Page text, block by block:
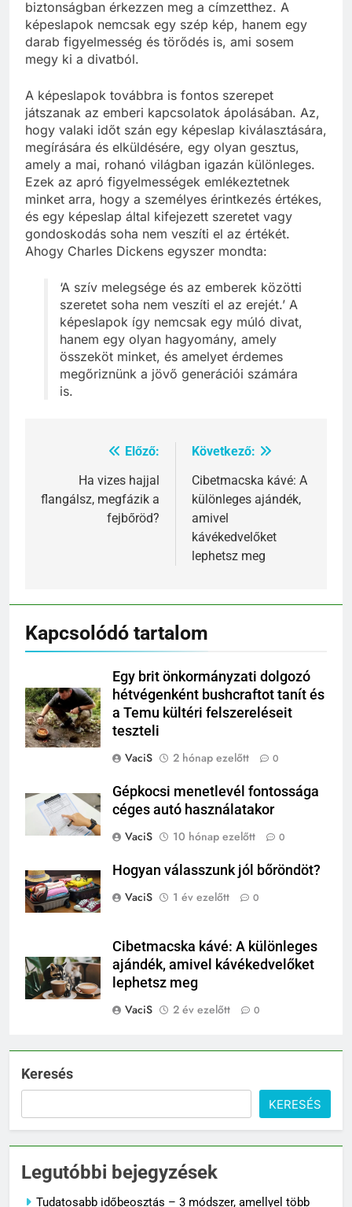
biztonságban érkezzen meg a címzetthez. A
képeslapok nemcsak egy szép kép, hanem egy
darab figyelmesség és törődés is, ami sosem
megy ki a divatból.
A képeslapok továbbra is fontos szerepet
játszanak az emberi kapcsolatok ápolásában. Az,
hogy valaki időt szán egy képeslap kiválasztására,
megírására és elküldésére, egy olyan gesztus,
amely a mai, rohanó világban igazán különleges.
Ezek az apró figyelmességek emlékeztetnek
minket arra, hogy a személyes érintkezés értékes,
és egy képeslap által kifejezett szeretet vagy
gondoskodás soha nem veszíti el az értékét.
Ahogy Charles Dickens egyszer mondta:
‘A szív melegsége és az emberek közötti
szeretet soha nem veszíti el az erejét.’ A
képeslapok így nemcsak egy múló divat,
hanem egy olyan hagyomány, amely
összeköt minket, és amelyet érdemes
megőriznünk a jövő generációi számára
is.
Bejegyzés
navigáció
Előző:
Ha vizes hajjal
flangálsz, megfázik a
fejbőröd?
Következő:
Cibetmacska kávé: A
különleges ajándék,
amivel
kávékedvelőket
lephetsz meg
Kapcsolódó tartalom
Egy brit önkormányzati dolgozó
hétvégenként bushcraftot tanít és
a Temu kültéri felszereléseit
teszteli
VaciS
2 hónap ezelőtt 0
Gépkocsi menetlevél fontossága
céges autó használatakor
VaciS
10 hónap ezelőtt 0
Hogyan válasszunk jól bőröndöt?
VaciS
1 év ezelőtt 0
Cibetmacska kávé: A különleges
ajándék, amivel kávékedvelőket
lephetsz meg
VaciS
2 év ezelőtt 0
Keresés
KERESÉS
Legutóbbi bejegyzések
Tudatosabb időbeosztás – 3 módszer, amellyel több